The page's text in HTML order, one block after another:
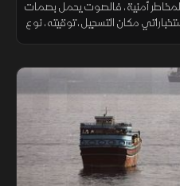
أمنية، فالصوت يحمل بصمات
مكان التسجيل، توقيته، نوع